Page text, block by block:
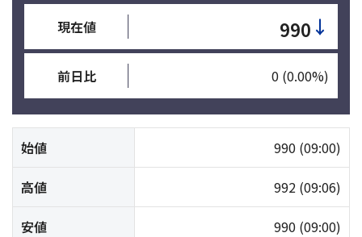
現在値 990 ↓
前日比 0 (0.00%)
始値 990 (09:00)
高値 992 (09:06)
安値 990 (09:00)